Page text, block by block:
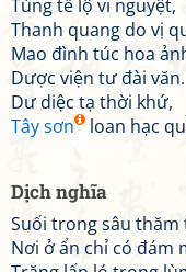
Tùng tế lộ vi nguyệt,
Thanh quang do vị
Mao đình túc hoa
Dược viện tư đài văn.
Dư diệc tạ thời khứ,
Tây sơn
loan hạc
Dịch nghĩa
Suối trong sâu thăm
Nơi ở ẩn chỉ có đám